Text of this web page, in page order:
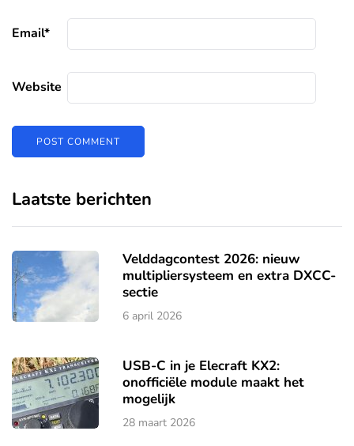
Email*
Website
Laatste berichten
Velddagcontest 2026: nieuw
multipliersysteem en extra DXCC-
sectie
6 april 2026
USB-C in je Elecraft KX2:
onofficiële module maakt het
mogelijk
28 maart 2026